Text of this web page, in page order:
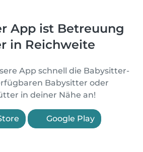
App ist Betreuung
in Reichweite
App schnell die Babysitter-
Babysitter oder
in deiner Nähe an!
Google Play